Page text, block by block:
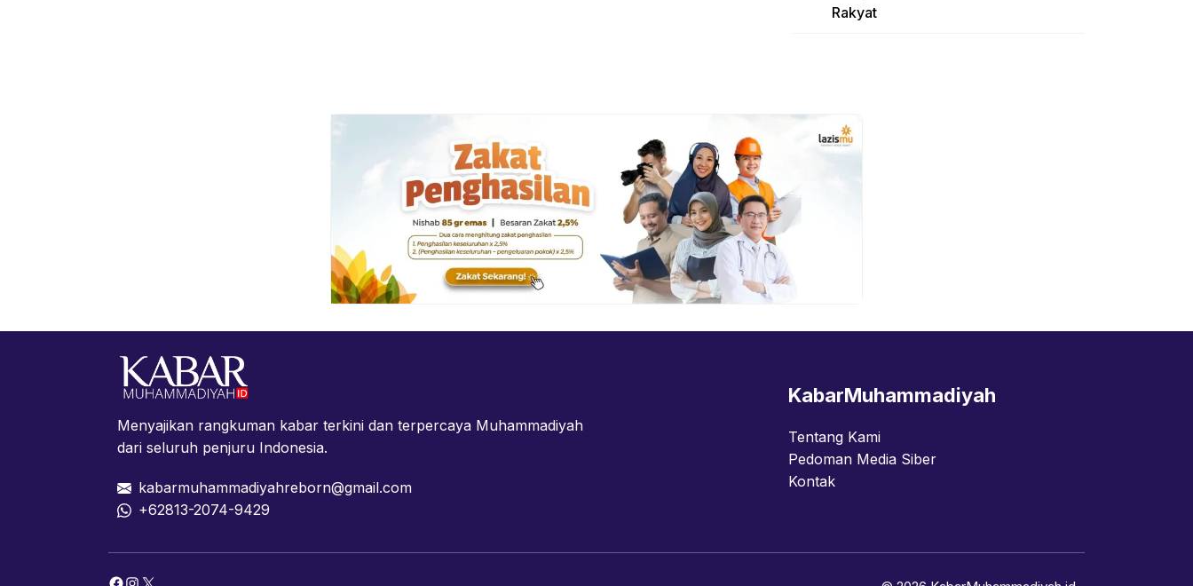
Rakyat
Menyajikan rangkuman kabar terkini dan terpercaya Muhammadiyah
dari seluruh penjuru Indonesia.
kabarmuhammadiyahreborn@gmail.com
+62813-2074-9429
KabarMuhammadiyah
Tentang Kami
Pedoman Media Siber
Kontak
Facebook
Instagram
X